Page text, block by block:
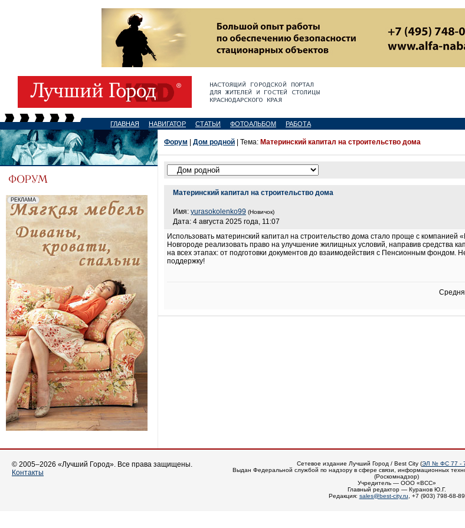
ГЛАВНАЯ НАВИГАТОР СТАТЬИ ФОТОАЛЬБОМ РАБОТА
Форум Дом родной | Тема: Материнский капитал на строительство дома
Материнский капитал на строительство дома
Имя: yurasokolenko99 (Новичок)
Дата: 4 августа 2025 года, 11:07
Использовать материнский капитал на строительство дома стало проще с компанией
Новгороде реализовать право на улучшение жилищных условий, направив средства
на всех этапах: от подготовки документов до взаимодействия с Пенсионным фондом.
поддержку!
© 2005–2026 «Лучший Город». Все права защищены.
Контакты
Сетевое издание Лучший Город / Best City (ЭЛ № ФС 77 -
Выдан Федеральной службой по надзору в сфере связи, информационных
(Роскомнадзор)
Учредитель — ООО «ВСС»
Главный редактор — Куранов Ю.Г.
Редакция: sales@best-city.ru , +7 (903) 798-68-89